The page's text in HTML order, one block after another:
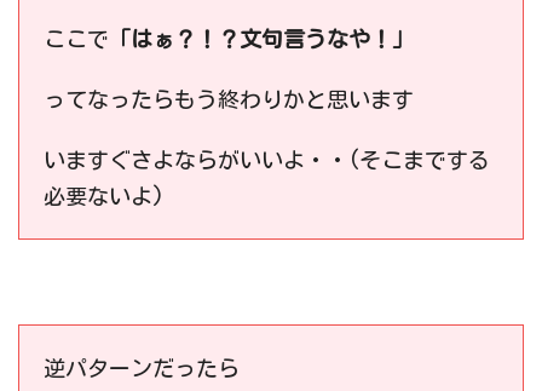
ここで 「はぁ？！？文句言うなや！」
ってなったらもう終わりかと思います
いますぐさよならがいいよ・・(そこまでする
必要ないよ)
逆パターンだったら